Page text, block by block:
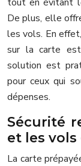
De plus, elle
les vols. En
sur la carte
solution est
pour ceux qui
dépenses.
Sécurité
et les vols
La carte